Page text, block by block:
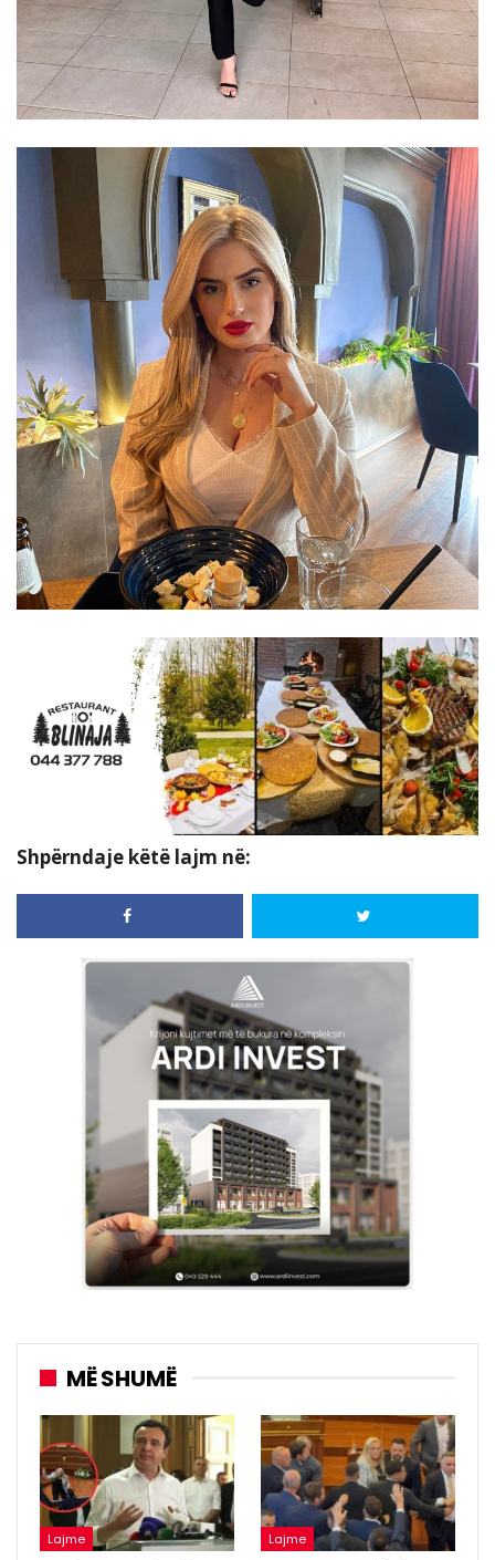
Shpërndaje këtë lajm në:
MË SHUMË
Lajme Lajme